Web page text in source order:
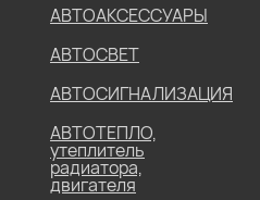
АВТОАКСЕССУАРЫ
АВТОСВЕТ
АВТОСИГНАЛИЗАЦИЯ
АВТОТЕПЛО,
утеплитель
радиатора,
двигателя